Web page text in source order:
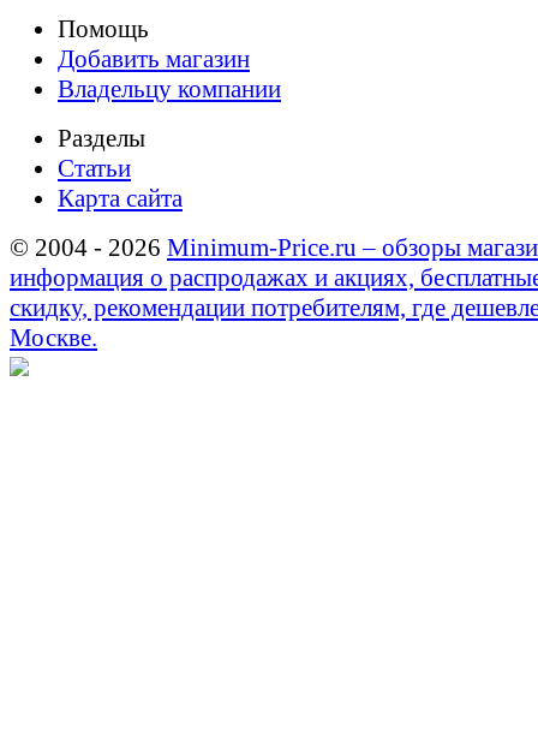
Помощь
Добавить магазин
Владельцу компании
Разделы
Статьи
Карта сайта
© 2004 - 2026 Minimum-Price.ru – обзоры
информация о распродажах и акциях,
скидку, рекомендации потребителям, где
Москве.